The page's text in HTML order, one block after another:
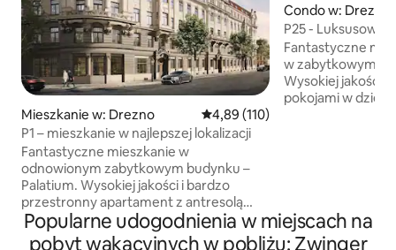
Mieszkanie w: Drezno Średnia ocena: 4,89 na 5, liczba
4,89 (110)
P1 – mieszkanie w najlepszej lokalizacji
Fantastyczne mieszkanie w
odnowionym zabytkowym budynku –
Palatium. Wysokiej jakości i bardzo
przestronny apartament z antresolą
znajduje się nad Łabą i naprzeciwko
zabytkowego Starego Miasta, w
Condo w: Drezno
P25 - Luksusowe
Palaisplatz
Fantastyczne
w zabytkowym
Wysokiej jakości
pokojami w
modową
Miasta. Ciesz się
Popularne udogodnienia w miejscach na
pobyt wakacyjnych w pobliżu: Zwinger